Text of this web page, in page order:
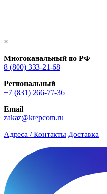
×
Многоканальный по РФ
8 (800) 333‑21-68
Региональный
+7 (831) 266-77-36
Email
zakaz@krepcom.ru
Адреса / Контакты Доставка